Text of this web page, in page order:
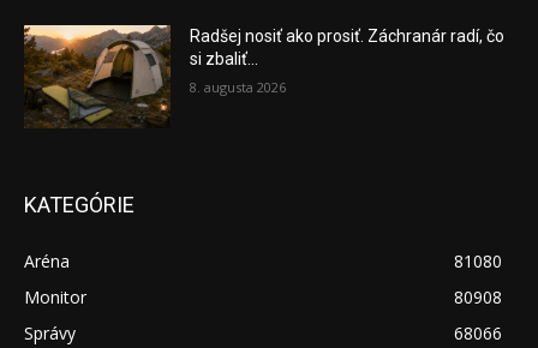
Radšej nosiť ako prosiť. Záchranár radí, čo
si zbaliť...
8. augusta 2026
KATEGÓRIE
Aréna
81080
Monitor
80908
Správy
68066